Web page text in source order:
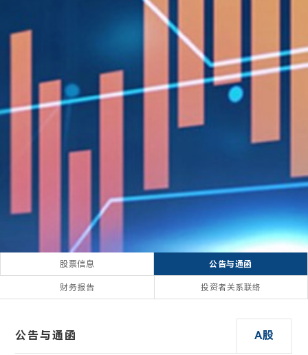
股票信息 公告与通函
财务报告 投资者关系联络
公告与通函 A股